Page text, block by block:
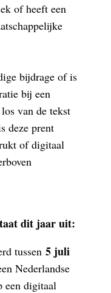
of heeft een
bijdrage of is
bij een
van de tekst
deze prent
of digitaal
dit jaar uit:
tussen 5 juli
Nederlandse
digitaal